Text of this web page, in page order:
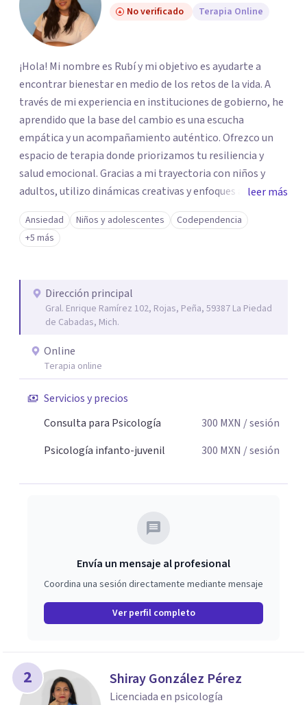
No verificado Terapia Online
¡Hola! Mi nombre es Rubí y mi objetivo es ayudarte a
encontrar bienestar en medio de los retos de la vida. A
través de mi experiencia en instituciones de gobierno, he
aprendido que la base del cambio es una escucha
empática y un acompañamiento auténtico. ​Ofrezco un
espacio de terapia donde priorizamos tu resiliencia y
salud emocional. Gracias a mi trayectoria con niños y
adultos, utilizo dinámicas creativas y enfoques adaptados
a tus necesidades específicas. Estoy aquí para escucharte
y brindarte las herramientas necesarias para fortalecer
tu paz mental.
leer más
Ansiedad Niños y adolescentes
Codependencia
+5 más
Dirección principal
Gral. Enrique Ramírez 102, Rojas, Peña, 59387 La Piedad
de Cabadas, Mich.
Online
Terapia online
Servicios y precios
Consulta para Psicología
300 MXN / sesión
Psicología infanto-juvenil
300 MXN / sesión
Envía un mensaje al profesional
Coordina una sesión directamente mediante mensaje
Ver perfil completo
2 Shiray González Pérez
Licenciada en psicología